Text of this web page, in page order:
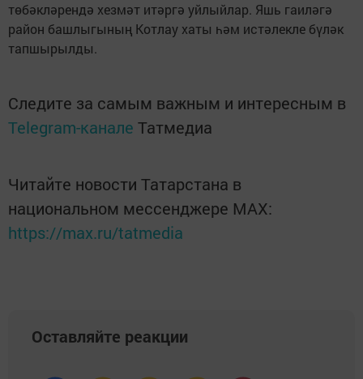
төбәкләрендә хезмәт итәргә уйлыйлар. Яшь гаиләгә
район башлыгының Котлау хаты һәм истәлекле бүләк
тапшырылды.
Следите за самым важным и интересным в
Telegram-канале Татмедиа
Читайте новости Татарстана в
национальном мессенджере MАХ:
https://max.ru/tatmedia
Оставляйте реакции